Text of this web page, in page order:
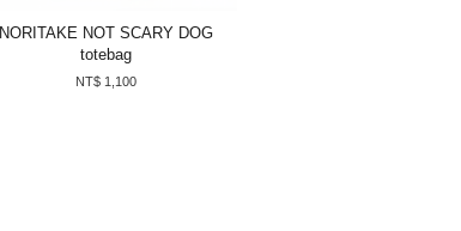
NORITAKE NOT SCARY DOG
totebag
NT$ 1,100